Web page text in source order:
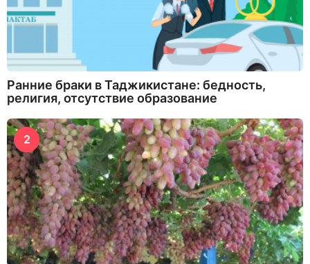
Ранние браки в Таджикистане: бедность,
религия, отсутствие образование
2